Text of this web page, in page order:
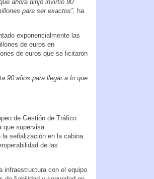
ahora dirijo invirtió 90
para ser exactos”, ha
exponencialmente las
de euros en
de euros que se licitaron
90 años para llegar a lo que
de Gestión de Tráfico
que supervisa
señalización en la cabina.
de las
infraestructura con el equipo